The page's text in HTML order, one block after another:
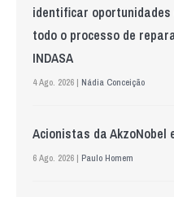
identificar
todo o processo de
INDASA
4 Ago. 2026 | Nádia Conceição
Acionistas da
6 Ago. 2026 | Paulo Homem